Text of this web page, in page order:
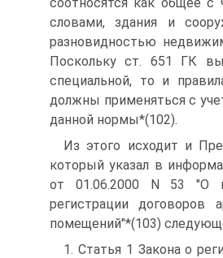
словами, здания и
разновидностью
Поскольку ст. 651 ГК
специальной, то и
должны применяться с
данной нормы*(102).
Из этого исходит и
который указал в
от 01.06.2000 N 53 "О
регистрации договоров
помещений"*(103)
1. Статья 1 Закона о